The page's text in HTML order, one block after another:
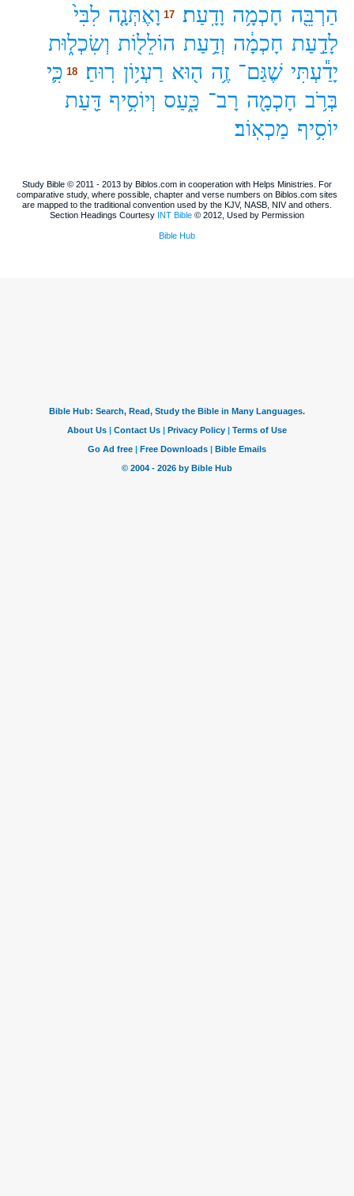
הַרְבֵּ֖ה חָכְמָ֥ה וָדָֽעַת׃ 17 וָאֶתְּנָ֤ה לִבִּי֙
לָדַ֣עַת חָכְמָ֔ה וְדַ֥עַת הוֹלֵל֖וֹת וְשִׂכְל֑וּת
יָדַ֕עְתִּי שֶׁגַּם־ זֶ֥ה ה֖וּא רַעְי֥וֹן רֽוּחַ׃ 18 כִּ֛י
בְּרֹ֥ב חָכְמָ֖ה רָב־ כָּ֑עַס וְיוֹסִ֥יף דַּ֖עַת
יוֹסִ֥יף מַכְאֽוֹב׃
Study Bible © 2011 - 2013 by Biblos.com in cooperation with Helps Ministries. For
comparative study, where possible, chapter and verse numbers on Biblos.com sites
are mapped to the traditional convention used by the KJV, NASB, NIV and others.
Section Headings Courtesy INT Bible © 2012, Used by Permission
Bible Hub